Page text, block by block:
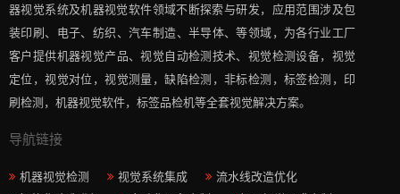
器视觉系统及机器视觉软件领域不断探索与研发​，应用范围涉及包
装印刷、电子、纺织、汽车制造、半导体、等领域，为各行业工厂
客户提供机器视觉产品、视觉自动检测技术、视觉检测设备，视觉
定位，视觉对位，视觉测量，缺陷检测，非标检测，标签检测，印
刷检测，机器视觉软件，标签品检机等​全套视觉解决方案​。
导航链接
机器视觉检测 视觉系统集成
流水线改造优化